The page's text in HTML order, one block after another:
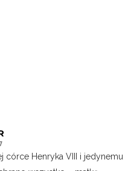
córce Henryka VIII i jedynemu